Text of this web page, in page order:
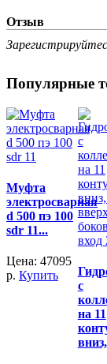
Отзыв
Популярные
Муфта
электросварная
d 500 пэ 100
sdr 11...
Цена: 47095
р. Купить
с
на 11